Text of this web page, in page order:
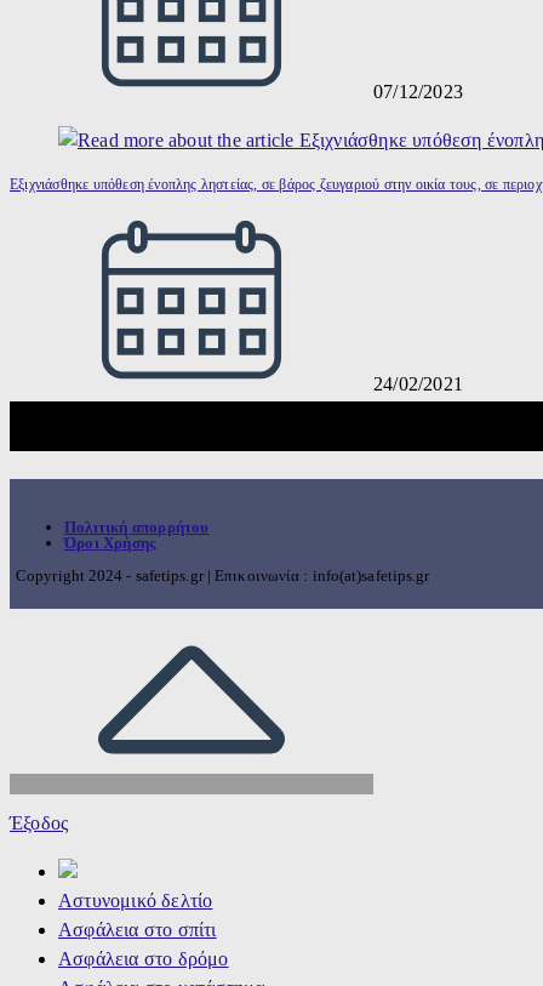
07/12/2023
Εξιχνιάσθηκε υπόθεση ένοπλης ληστείας, σε βάρος ζευγαριού στην οικία τους, σε
24/02/2021
Πολιτική απορρήτου
Όροι Χρήσης
Copyright 2024 - safetips.gr | Επικοινωνία : info(at)safetips.gr
Έξοδος
Αστυνομικό δελτίο
Ασφάλεια στο σπίτι
Ασφάλεια στο δρόμο